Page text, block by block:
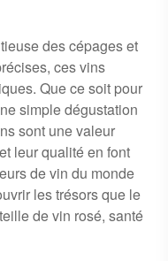
des cépages et
ces vins
Que ce soit pour
simple dégustation
sont une valeur
leur qualité en font
de vin du monde
les trésors que le
de vin rosé, santé